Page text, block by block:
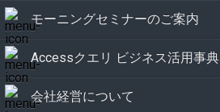
モーニングセミナーのご案内
Accessクエリ ビジネス活用事典
会社経営について